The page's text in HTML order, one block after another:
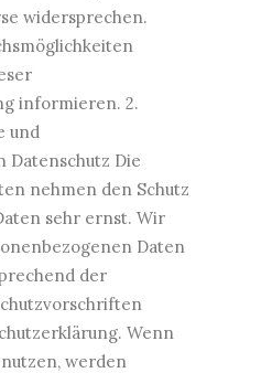
widersprechen.
informieren. 2.
und
Die
nehmen den Schutz
sehr ernst. Wir
Daten
der
Wenn
werden